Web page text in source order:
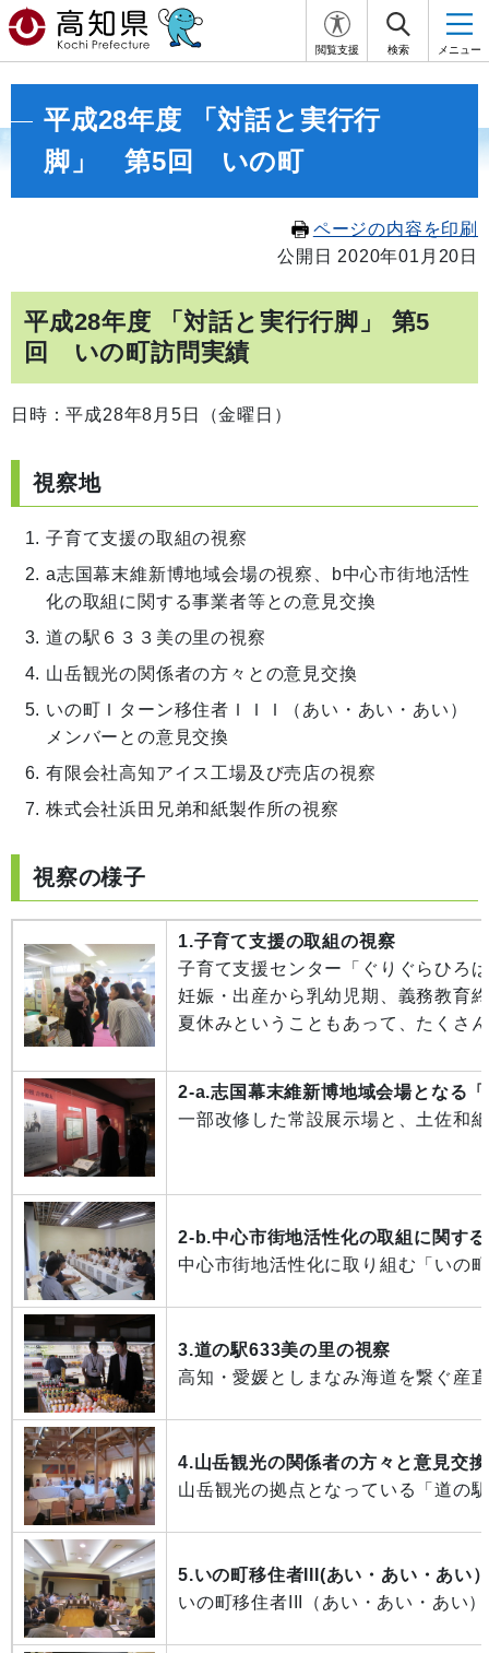
閲覧支援 検索 メニュー
平成28年度 「対話と実行行
脚」 第5回 いの町
ページの内容を印刷
公開日 2020年01月20日
平成28年度 「対話と実行行脚」 第5
回 いの町訪問実績
日時：平成28年8月5日（金曜日）
視察地
子育て支援の取組の視察
a志国幕末維新博地域会場の視察、b中心市街地活性
化の取組に関する事業者等との意見交換
道の駅６３３美の里の視察
山岳観光の関係者の方々との意見交換
いの町Ｉターン移住者ＩＩＩ（あい・あい・あい）
メンバーとの意見交換
有限会社高知アイス工場及び売店の視察
株式会社浜田兄弟和紙製作所の視察
視察の様子
1.子育て支援の取組の視察
子育て支援センター「ぐりぐらひろ
妊娠・出産から乳幼児期、義務教育
夏休みということもあって、たくさ
2-a.志国幕末維新博地域会場となる
一部改修した常設展
2-b.中心市街地活性化の取組に関す
中心市街地活性化に取り組む「いの
3.道の駅633美の里の視察
高知・愛媛としまなみ海道を繋ぐ産
4.山岳観光の関係者の方々と意見交換
山岳観光の拠点となっている「道の
5.いの町移住者III(あい・あい・あい
いの町移住者III（あい・あい・あい